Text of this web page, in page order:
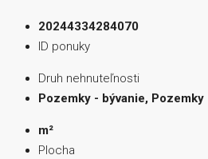
20244334284070
ID ponuky
Druh nehnuteľnosti
Pozemky - bývanie, Pozemky
m²
Plocha